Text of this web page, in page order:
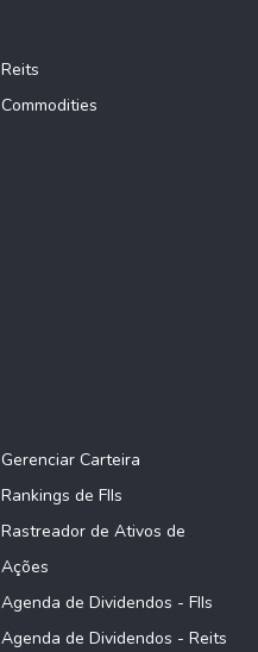
Reits
Commodities
Gerenciar Carteira
Rankings de FIIs
Rastreador de Ativos de
Ações
Agenda de Dividendos - FIIs
Agenda de Dividendos - Reits